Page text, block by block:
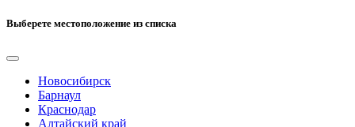
Выберете местоположение из списка
Новосибирск
Барнаул
Краснодар
Алтайский край